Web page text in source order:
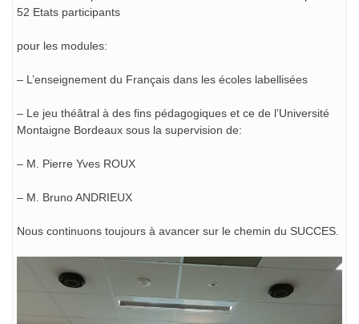
52 Etats participants
pour les modules:
– L’enseignement du Français dans les écoles labellisées
– Le jeu théâtral à des fins pédagogiques et ce de l’Université
Montaigne Bordeaux sous la supervision de:
– M. Pierre Yves ROUX
– M. Bruno ANDRIEUX
Nous continuons toujours à avancer sur le chemin du SUCCES.